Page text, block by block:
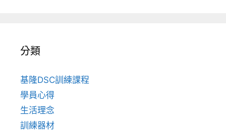
分類
基隆DSC訓練課程
學員心得
生活理念
訓練器材